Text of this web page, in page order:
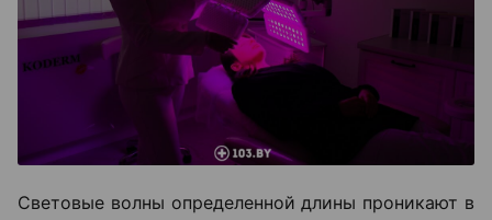
Световые волны определенной длины проникают в